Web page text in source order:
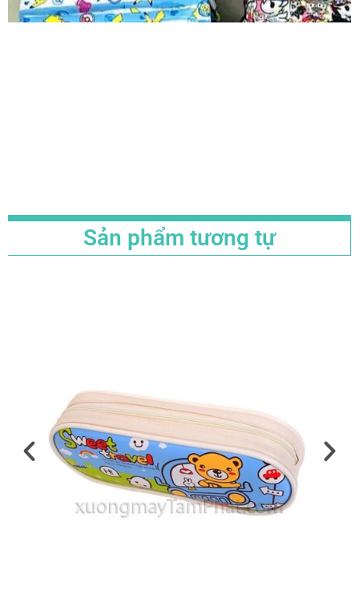
Sản phẩm tương tự